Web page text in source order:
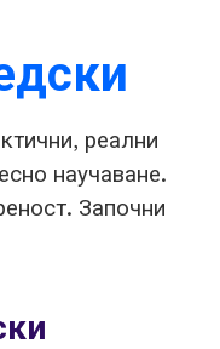
реални
научаване.
Започни